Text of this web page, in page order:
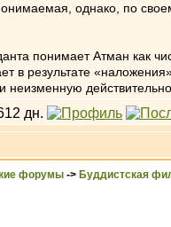
однако, по
понимает Атман как
в результате
неизменную
форумы -> Буддистская